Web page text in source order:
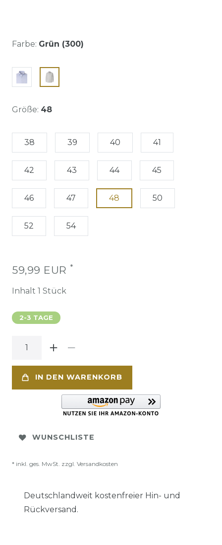
Farbe: Grün (300)
Größe: 48
38 39 40 41
42 43 44 45
46 47 48 50
52 54
59,99 EUR *
Inhalt 1 Stück
2-3 TAGE
IN DEN WARENKORB
WUNSCHLISTE
* inkl. ges. MwSt. zzgl. Versandkosten
Deutschlandweit kostenfreier Hin- und
Rückversand.